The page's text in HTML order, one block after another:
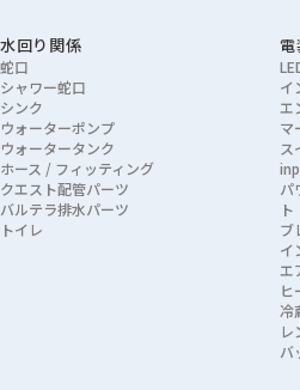
水回り関係
蛇口
シャワー蛇口
シンク
ウォーターポンプ
ウォータータンク
ホース / フィッティング
クエスト配管パーツ
バルテラ排水パーツ
トイレ
イ
エ
マ
ス
パ
ト
ブ
イ
エ
ヒ
冷
レ
バ